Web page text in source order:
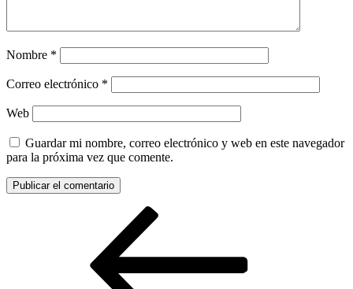
Nombre *
Correo electrónico *
Web
Guardar mi nombre, correo electrónico y web en este navegador
para la próxima vez que comente.